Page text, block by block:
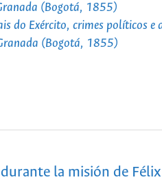
(Bogotá, 1855)
do Exército, crimes políticos e
(Bogotá, 1855)
la misión de